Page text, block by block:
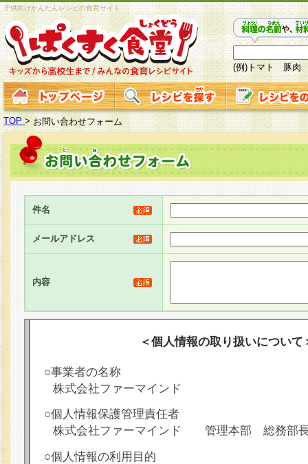
子供向けかんたんレシピの食育サイト
(例)トマト 豚肉
TOP > お問い合わせフォーム
件名
メールアドレス
内容
＜個人情報の取り扱いについて
○事業者の名称
株式会社ファーマインド
○個人情報保護管理責任者
株式会社ファーマインド 管理本部 総務部
○個人情報の利用目的